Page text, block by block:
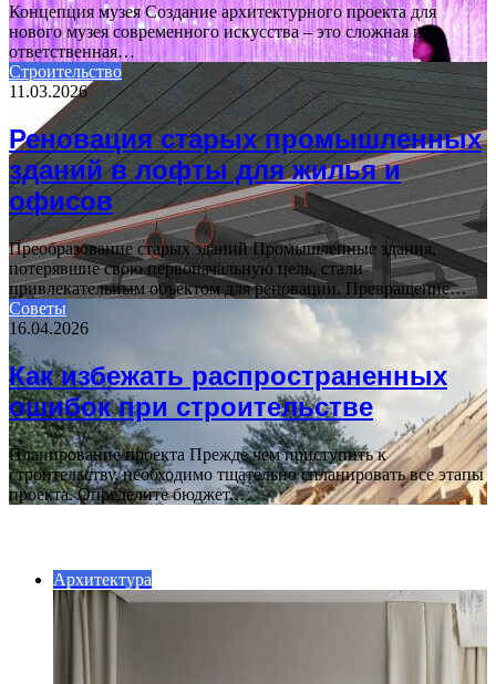
Концепция музея Создание архитектурного проекта для
нового музея современного искусства – это сложная и
ответственная…
Строительство
11.03.2026
Реновация старых промышленных
зданий в лофты для жилья и
офисов
Преобразование старых зданий Промышленные здания,
потерявшие свою первоначальную цель, стали
привлекательным объектом для реновации. Превращение…
Советы
16.04.2026
Как избежать распространенных
ошибок при строительстве
Планирование проекта Прежде чем приступить к
строительству, необходимо тщательно спланировать все этапы
проекта. Определите бюджет,…
Архитектура